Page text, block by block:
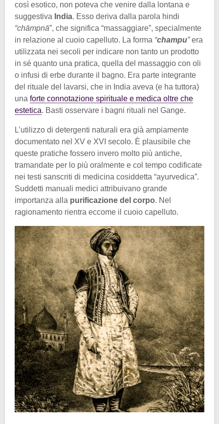
così esotico, non poteva che venire dalla lontana e
suggestiva India. Esso deriva dalla parola hindi
“chāmpnā”, che significa “massaggiare”, specialmente
in relazione al cuoio capelluto. La forma “champu”era
utilizzata nei secoli per indicare non tanto un prodotto
in sé quanto una pratica, quella del massaggio con oli
o infusi di erbe durante il bagno. Era parte integrante
del rituale del lavarsi, che in India aveva (e ha tuttora)
una forte connotazione spirituale e medica oltre che
estetica. Basti osservare i bagni rituali nel Gange.
L’utilizzo di detergenti naturali era già ampiamente
documentato nel XV e XVI secolo. È plausibile che
queste pratiche fossero invero molto più antiche,
tramandate per lo più oralmente e col tempo codificate
nei testi sanscriti di medicina cosiddetta “ayurvedica”.
Suddetti manuali medici attribuivano grande
importanza alla purificazione del corpo. Nel
ragionamento rientra eccome il cuoio capelluto.